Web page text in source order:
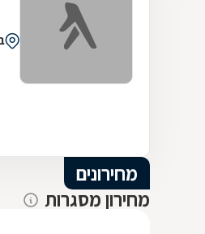
מחירונים
מחירון מסגרות